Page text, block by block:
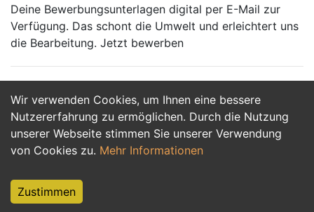
Wir verwenden Cookies, um Ihnen eine bessere
Nutzererfahrung zu ermöglichen. Durch die Nutzung
unserer Webseite stimmen Sie unserer Verwendung
von Cookies zu. Mehr Informationen
Zustimmen
Deine Bewerbungsunterlagen digital per E-Mail zur
Verfügung. Das schont die Umwelt und erleichtert uns
die Bearbeitung. Jetzt bewerben
Jetzt Bewerben